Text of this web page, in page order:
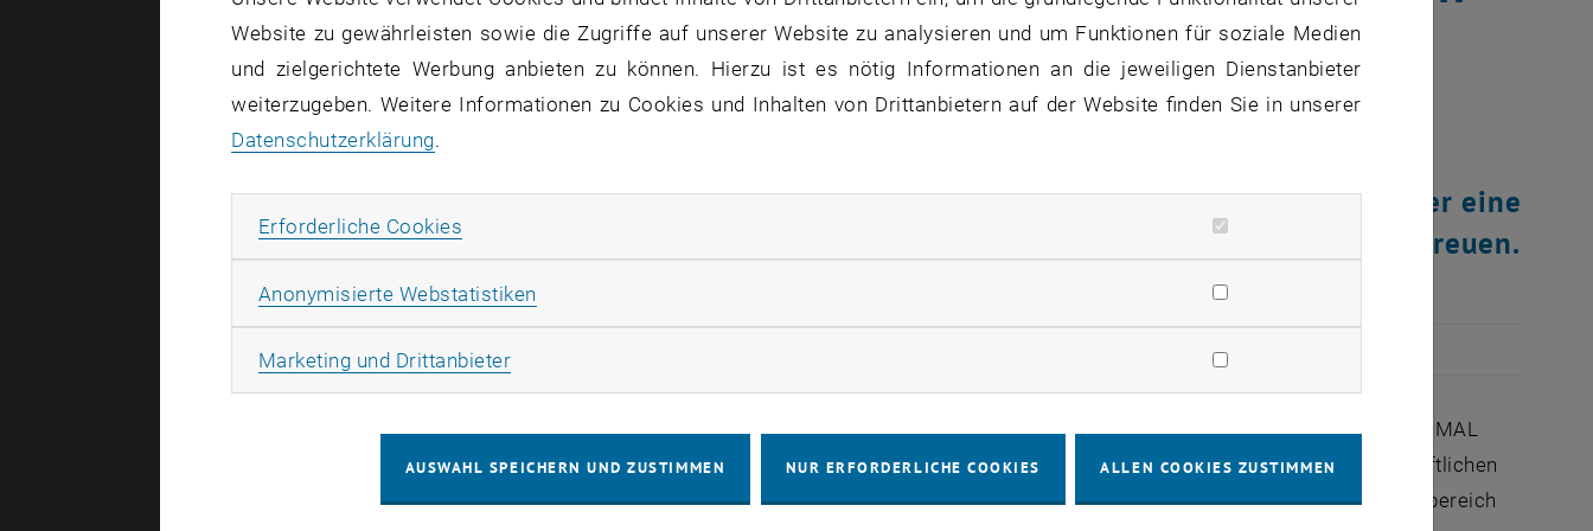
Rudolf Heuer
Prof. Rudolf Heuer vom Institut für Hochbau und Technologie darf sich über eine
internationale Anerkennung seiner hervorragenden Forschungsleistung freuen.
Die Bilder zu diesem Eintrag sind erst nach Login sichtbar.
Bei der Teilnahme an der internationalen wissenschaftlichen Tagung über "Wärmespannungprobleme", THERMAL
STRESSES 2007 in Taipei, wo Rudolf Heuer die Opening Keynote Lecture hielt, wurde er von der wissenschaftlichen
Gesellschaft International Congress on Thermal Stresses (ICTS) für bedeutende Leistungen im Forschungsbereich
Website zu gewährleisten sowie die Zugriffe auf unserer Website zu analysieren und um Funktionen für soziale Medien
und zielgerichtete Werbung anbieten zu können. Hierzu ist es nötig Informationen an die jeweiligen Dienstanbieter
weiterzugeben. Weitere Informationen zu Cookies und Inhalten von Drittanbietern auf der Website finden Sie in unserer
Datenschutzerklärung.
Erforderliche Cookies
Anonymisierte Webstatistiken
Marketing und DrittanbieterMarketing Cookies zulassen
AUSWAHL SPEICHERN UND ZUSTIMMEN NUR ERFORDERLICHE COOKIES ALLEN COOKIES ZUSTIMMEN